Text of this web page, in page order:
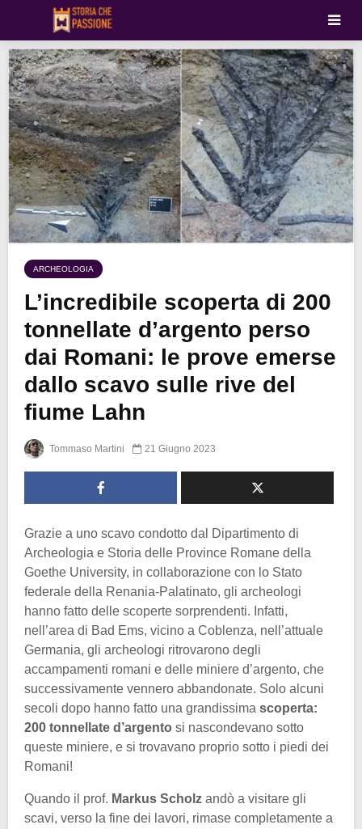
ARCHEOLOGIA
L’incredibile scoperta di 200
tonnellate d’argento perso
dai Romani: le prove emerse
dallo scavo sulle rive del
fiume Lahn
Tommaso Martini 21 Giugno 2023
Grazie a uno scavo condotto dal Dipartimento di
Archeologia e Storia delle Province Romane della
Goethe University, in collaborazione con lo Stato
federale della Renania-Palatinato, gli archeologi
hanno fatto delle scoperte sorprendenti. Infatti,
nell’area di Bad Ems, vicino a Coblenza, nell’attuale
Germania, gli archeologi ritrovarono degli
accampamenti romani e delle miniere d’argento, che
successivamente vennero abbandonate. Solo alcuni
secoli dopo hanno fatto una grandissima scoperta:
200 tonnellate d’argento si nascondevano sotto
queste miniere, e si trovavano proprio sotto i piedi dei
Romani!
Quando il prof. Markus Scholz andò a visitare gli
scavi, verso la fine dei lavori, rimase completamente a